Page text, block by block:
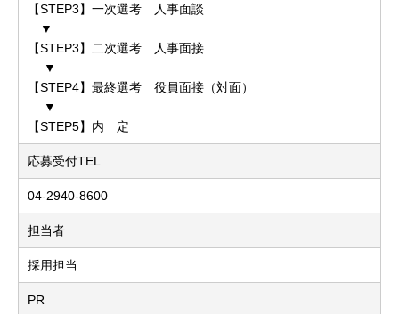
【STEP3】一次選考 人事面談
▼
【STEP3】二次選考 人事面接
▼
【STEP4】最終選考 役員面接（対面）
▼
【STEP5】内 定
応募受付TEL
04-2940-8600
担当者
採用担当
PR